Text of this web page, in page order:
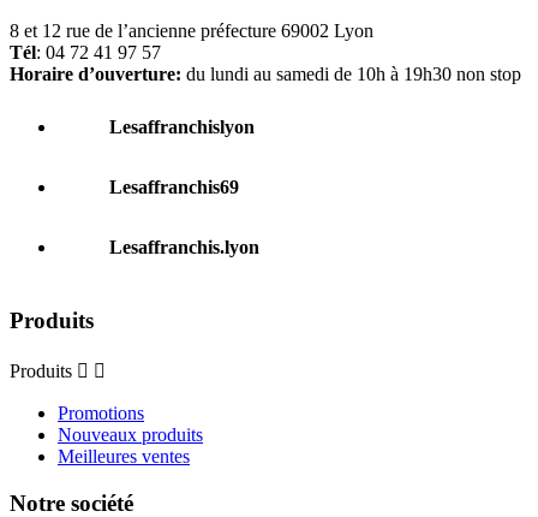
8 et 12 rue de l’ancienne préfecture 69002 Lyon
Tél: 04 72 41 97 57
Horaire d’ouverture: du lundi au samedi de 10h à 19h30 non stop
Lesaffranchislyon
Lesaffranchis69
Lesaffranchis.lyon
Produits
Produits  
Promotions
Nouveaux produits
Meilleures ventes
Notre société